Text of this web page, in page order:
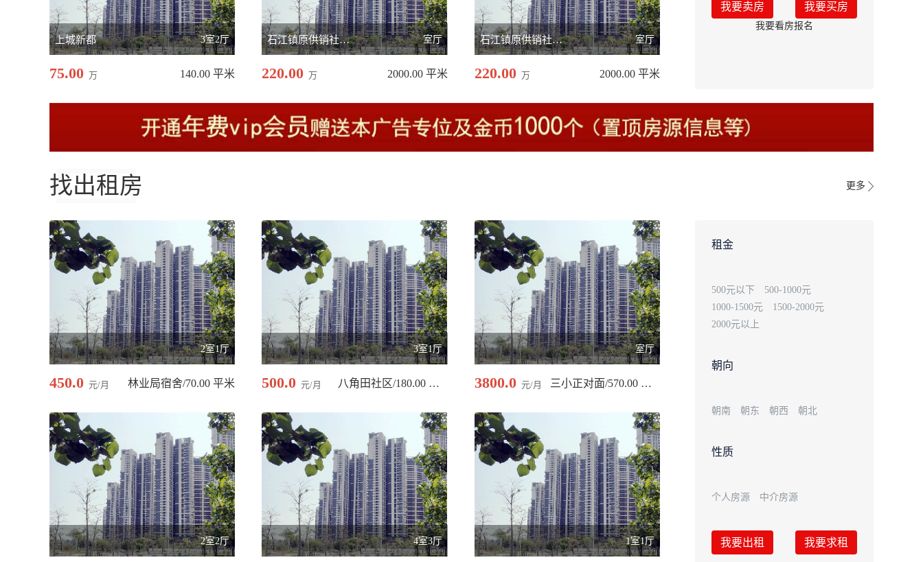
上城新都 3室2厅
75.00 万 140.00 平米
石江镇原供销社地盘 室厅
220.00 万 2000.00 平米
石江镇原供销社地盘 室厅
220.00 万 2000.00 平米
我要卖房 我要买房
我要看房报名
找出租房 更多
2室1厅
450.0 元/月 林业局宿舍/70.00 平米
3室1厅
500.0 元/月 八角田社区/180.00 平米
室厅
3800.0 元/月 三小正对面/570.00 平米
2室2厅 4室3厅 1室1厅
租金
500元以下
500-1000元
1000-1500元
1500-2000元
2000元以上
朝向
朝南 朝东 朝西 朝北
性质
个人房源 中介房源
我要出租 我要求租